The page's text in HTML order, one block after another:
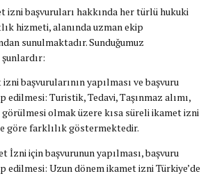
izni başvuruları hakkında her türlü hukuki
hizmeti, alanında uzman ekip
sunulmaktadır. Sunduğumuz
başvurularının yapılması ve başvuru
edilmesi: Turistik, Tedavi, Taşınmaz alımı,
görülmesi olmak üzere kısa süreli ikamet izni
göre farklılık göstermektedir.
İzni için başvurunun yapılması, başvuru
edilmesi: Uzun dönem ikamet izni Türkiye’de